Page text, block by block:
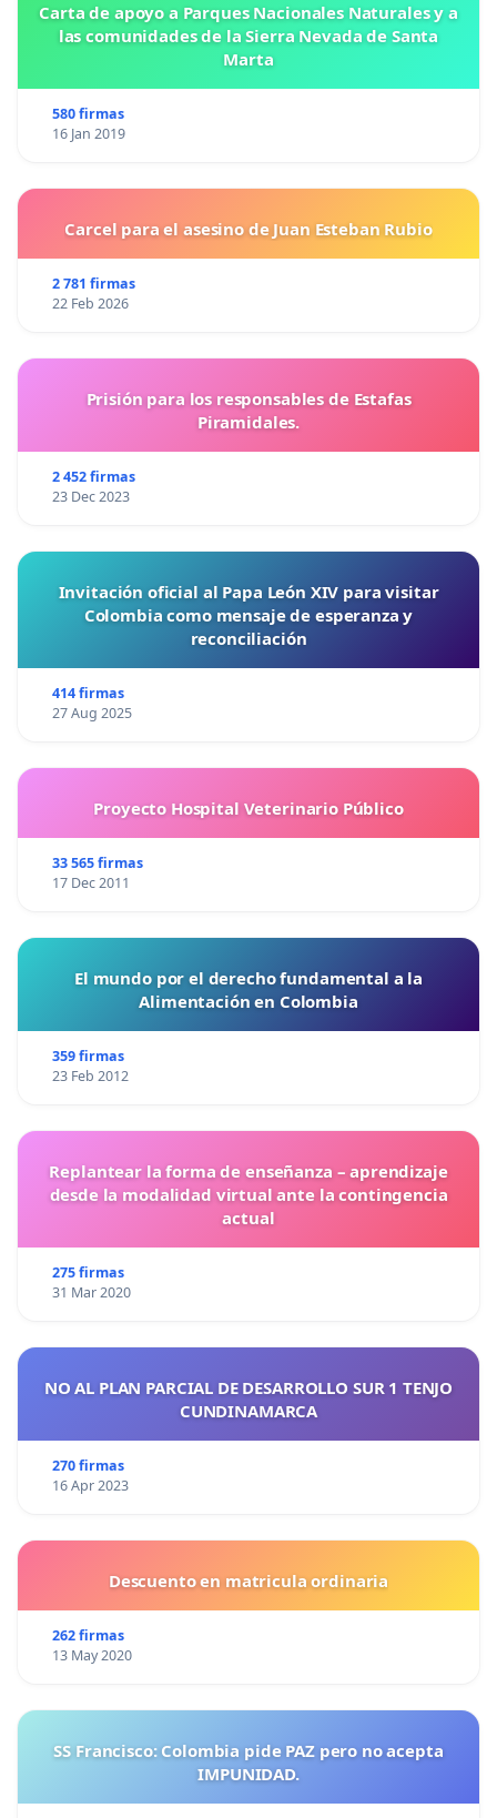
Carta de apoyo a Parques Nacionales Naturales y a
las comunidades de la Sierra Nevada de Santa
Marta
580 firmas
16 Jan 2019
Carcel para el asesino de Juan Esteban Rubio
2 781 firmas
22 Feb 2026
Prisión para los responsables de Estafas
Piramidales.
2 452 firmas
23 Dec 2023
Invitación oficial al Papa León XIV para visitar
Colombia como mensaje de esperanza y
reconciliación
414 firmas
27 Aug 2025
Proyecto Hospital Veterinario Público
33 565 firmas
17 Dec 2011
El mundo por el derecho fundamental a la
Alimentación en Colombia
359 firmas
23 Feb 2012
Replantear la forma de enseñanza – aprendizaje
desde la modalidad virtual ante la contingencia
actual
275 firmas
31 Mar 2020
NO AL PLAN PARCIAL DE DESARROLLO SUR 1 TENJO
CUNDINAMARCA
270 firmas
16 Apr 2023
Descuento en matricula ordinaria
262 firmas
13 May 2020
SS Francisco: Colombia pide PAZ pero no acepta
IMPUNIDAD.